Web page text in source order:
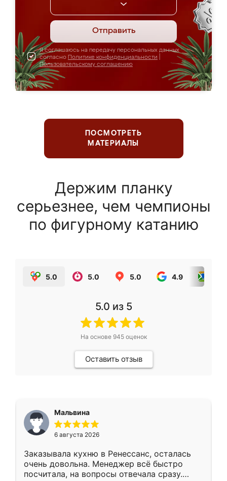
Отправить
Я соглашаюсь на передачу персональных данных
согласно Политике конфиденциальности
Пользовательскому соглашению
ПОСМОТРЕТЬ
МАТЕРИАЛЫ
Держим планку
серьезнее, чем чемпионы
по фигурному катанию
5.0 5.0 5.0 4.9
5.0 из 5
На основе 945оценок
Оставить отзыв
Мальвина
6 августа 2026
Заказывала кухню в Ренессанс, осталась
очень довольна. Менеджер всё быстро
посчитала, на вопросы отвечала сразу.